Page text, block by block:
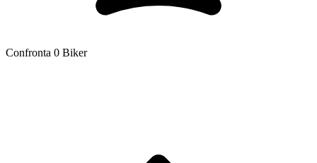
Confronta 0 Biker